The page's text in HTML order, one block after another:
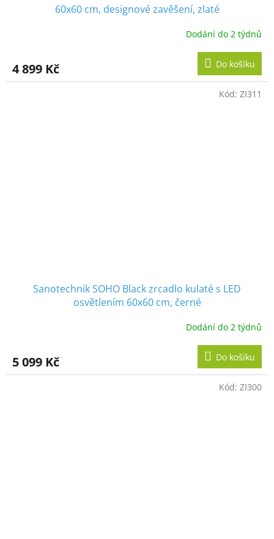
60x60 cm, designové zavěšení, zlaté
Dodání do 2 týdnů
4 899 Kč Do košíku
Sanotechnik SOHO Black zrcadlo kulaté s LED
osvětlením 60x60 cm, černé
Dodání do 2 týdnů
5 099 Kč Do košíku
Kód: ZI311
Kód: ZI300